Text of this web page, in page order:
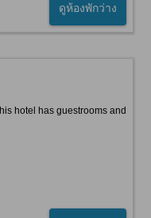
ดูห้องพักว่าง
hotel has guestrooms and